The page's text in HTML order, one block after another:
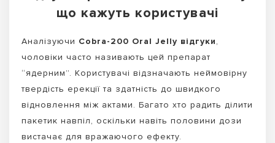
що кажуть користувачі
Аналізуючи Cobra-200 Oral Jelly відгуки,
чоловіки часто називають цей препарат
“ядерним”. Користувачі відзначають неймовірну
твердість ерекції та здатність до швидкого
відновлення між актами. Багато хто радить ділити
пакетик навпіл, оскільки навіть половини дози
вистачає для вражаючого ефекту.